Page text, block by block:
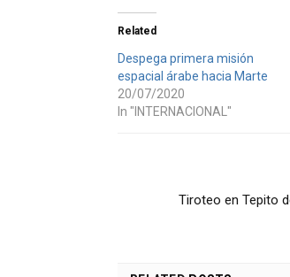
Related
Despega primera misión
espacial árabe hacia Marte
20/07/2020
In "INTERNACIONAL"
Tiroteo en Tepito